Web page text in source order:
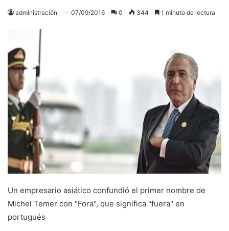
administración 07/09/2016 0 344 1 minuto de lectura
Un empresario asiático confundió el primer nombre de
Michel Temer con "Fora", que significa "fuera" en
portugués